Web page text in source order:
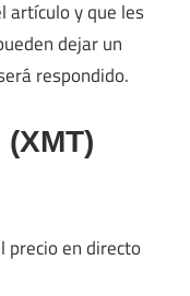
artículo y que les
dejar un
respondido.
precio en directo